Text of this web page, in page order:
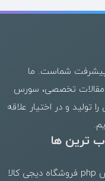
پیشرفت شماست. ما
مقالات تخصصی، سورس
را تولید و در اختیار علاقه
ترین ها
سورس php فروشگاه دیجی کالا